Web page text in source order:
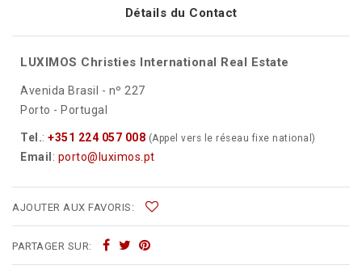
Détails du Contact
LUXIMOS Christies International Real Estate
Avenida Brasil - nº 227
Porto - Portugal
Tel.: +351 224 057 008 (Appel vers le réseau fixe national)
Email : porto@luximos.pt
AJOUTER AUX FAVORIS:
PARTAGER SUR: